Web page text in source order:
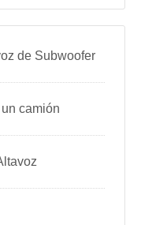
de Subwoofer
camión